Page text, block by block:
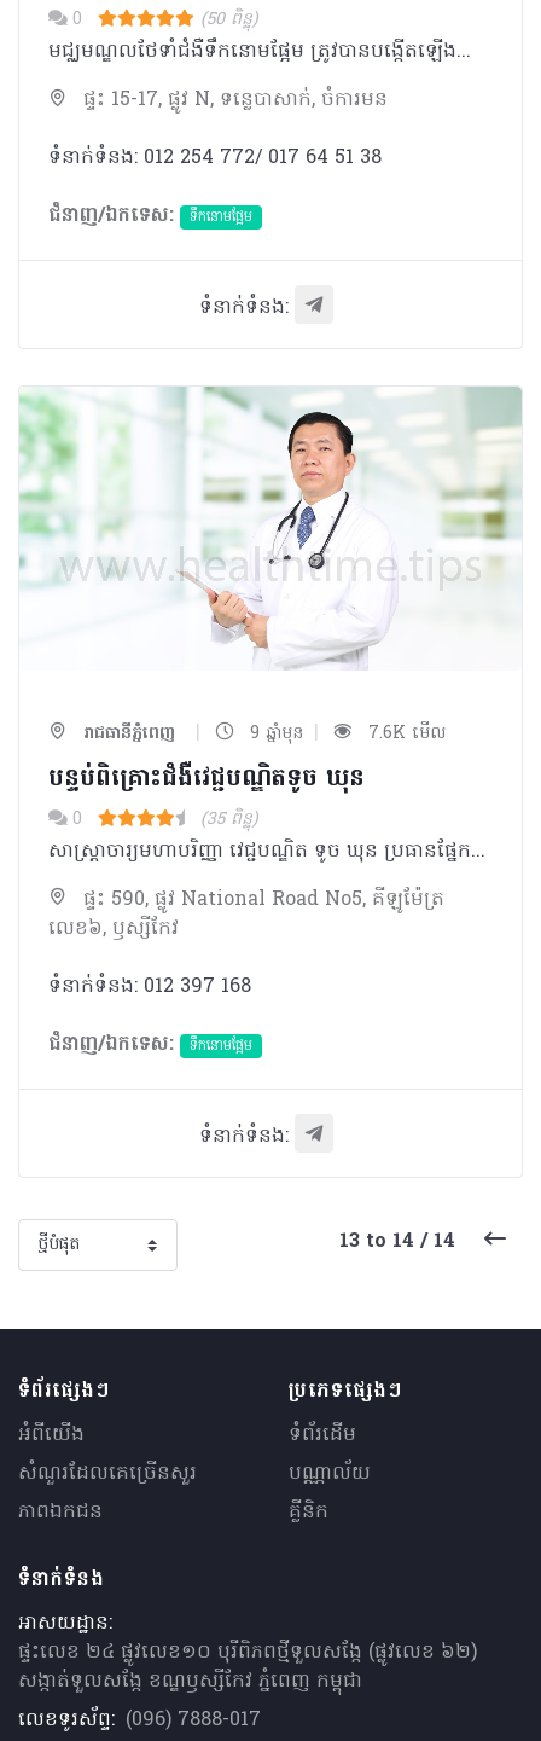
0 (50 ពិន្ទុ)
មជ្ឈមណ្ឌលថែទាំជំងឺទឹកនោមផ្អែម ត្រូវបានបង្កើតឡើងនៅឆ្នាំ ២០១០ ដោយ វេជ្ជ. ស៊ុំសត្ថា ជាគ្រូពេទ្យម្នាក់ដែលបានផ្ដល់នូវការព្យាបាលយ៉ាងទូលំទូលាយដើម្បីឱ្យមនុស្សទាំងអស់ដល់អ្នកដែលមានជំងឺទឹកនោមផ្អែម និង ផលវិបាកដែលទាក់ទងនឹងជំងឺនេះផងដែរ។ គោលដៅចម្បងរបស់យើងគឺដើម្បីបង្កើនគុណភាពនៃជីវិតរបស់មនុស្សដែលមានជំងឺទឹកនោមផ្អែមតាមរយៈការថែទាំ ការព្យាបាល ការអប់រំនិងការស្រាវជ្រាវ។
ផ្ទះ 15-17, ផ្លូវ N, ទន្លេបាសាក់, ចំការមន
ទំនាក់ទំនង: 012 254 772/ 017 64 51 38
ជំនាញ/ឯកទេស:
ទឹកនោមផ្អែម
ទំនាក់ទំនង:
រាជធានីភ្នំពេញ | 9 ឆ្នាំមុន | 7.6K មើល
បន្ទប់ពិគ្រោះជំងឺវេជ្ជបណ្ឌិតទូច ឃុន
0 (35 ពិន្ទុ)
សាស្ត្រាចារ្យមហាបរិញ្ញា វេជ្ជបណ្ឌិត ទូច ឃុន ប្រធានផ្នែកជំងឺទឹកនោមផ្អែម នាយករងមន្ទីរពេទ្យព្រះកុសុមៈ
ផ្ទះ 590, ផ្លូវ National Road No5, គីឡូម៉ែត្រ
លេខ៦, ឫស្សីកែវ
ទំនាក់ទំនង: 012 397 168
ជំនាញ/ឯកទេស:
ទឹកនោមផ្អែម
ទំនាក់ទំនង:
13 to 14 / 14
ទំព័រផ្សេងៗ
អំពីយើង
សំណួរ​ដែលគេ​ច្រើន​សួរ
ភាពឯកជន
ប្រភេទផ្សេងៗ
ទំព័រដើម
បណ្ណាល័យ
គ្លីនិក
ទំនាក់ទំនង
អាសយដ្ឋាន:
ផ្ទះលេខ ២៤ ផ្លូវលេខ១០ បុរីពិភពថ្មីទួលសង្កែ (ផ្លូវលេខ ៦២)
សង្កាត់ទួលសង្កែ ខណ្ឌឫស្សីកែវ ភ្នំពេញ កម្ពុជា
លេខទូរស័ព្ទ: (096) 7888-017